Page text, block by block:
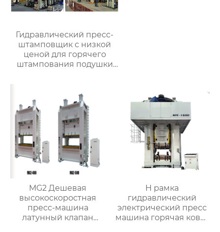
Гидравлический пресс-
штамповщик с низкой
ценой для горячего
штампования подушки
металлообрабатывающей
промышленности
MG2 Дешевая
высокоскоростная
пресс-машина
латунный клапан
H рамка
гидравлический
электрический пресс
машина горячая ковка